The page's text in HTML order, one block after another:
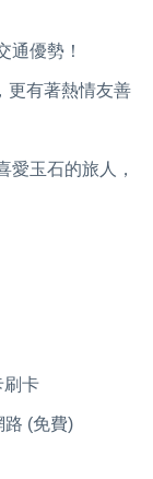
通優勢！
更有著熱情友善
愛玉石的旅人，
刷卡
路 (免費)